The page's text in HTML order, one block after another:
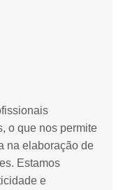
o que nos permite
na elaboração de
Estamos
e